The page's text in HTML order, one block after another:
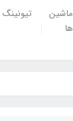
ماشین
ها
تیونینگ